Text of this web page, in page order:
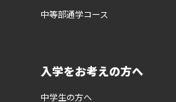
中等部通学コース
入学をお考えの方へ
中学生の方へ